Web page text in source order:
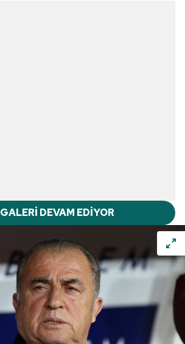
GALERİ DEVAM EDİYOR